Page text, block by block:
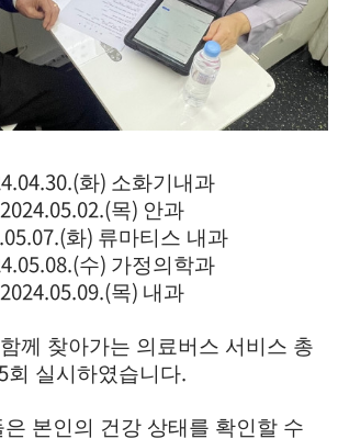
화) 소화기내과
2024.05.02.(목) 안과
화) 류마티스 내과
수) 가정의학과
2024.05.09.(목) 내과
께 찾아가는 의료버스 서비스 총
회 실시하였습니다.
본인의 건강 상태를 확인할 수